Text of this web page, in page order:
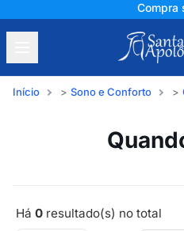
Compra
Início Sono e Conforto
Há 0 resultado(s) no total